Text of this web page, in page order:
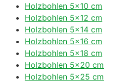
Holzbohlen 5×10 cm
Holzbohlen 5×12 cm
Holzbohlen 5×14 cm
Holzbohlen 5×16 cm
Holzbohlen 5×18 cm
Holzbohlen 5×20 cm
Holzbohlen 5×25 cm